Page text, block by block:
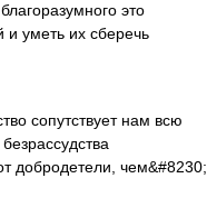
это
уметь их сберечь
сопутствует нам всю
добродетели, чем&#8230;